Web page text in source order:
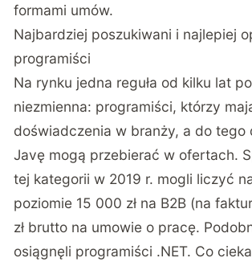
formami umów.
Najbardziej poszukiwani i najlepiej
programiści
Na rynku jedna reguła od kilku lat
niezmienna: programiści, którzy
doświadczenia w branży, a do tego
Javę mogą przebierać w ofertach.
tej kategorii w 2019 r. mogli liczyć
poziomie 15 000 zł na B2B (na
zł brutto na umowie o pracę.
osiągnęli programiści .NET. Co